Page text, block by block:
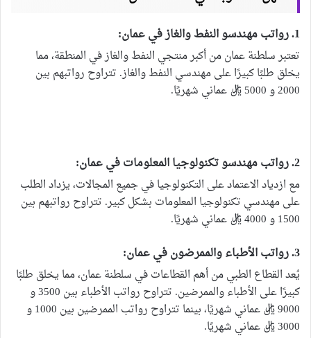
1. رواتب مهندسو النفط والغاز في عمان:
تعتبر سلطنة عمان من أكبر منتجي النفط والغاز في المنطقة، مما
يخلق طلبًا كبيرًا على مهندسي النفط والغاز. تتراوح رواتبهم بين
2000 و 5000 ريال عماني شهريًا.
2. رواتب مهندسو تكنولوجيا المعلومات في عمان:
مع ازدياد الاعتماد على التكنولوجيا في جميع المجالات، يزداد الطلب
على مهندسي تكنولوجيا المعلومات بشكل كبير. تتراوح رواتبهم بين
1500 و 4000 ريال عماني شهريًا.
3. رواتب الأطباء والممرضون في عمان:
يُعد القطاع الطبي من أهم القطاعات في سلطنة عمان، مما يخلق طلبًا
كبيرًا على الأطباء والممرضين. تتراوح رواتب الأطباء بين 3500 و
9000 ريال عماني شهريًا، بينما تتراوح رواتب الممرضين بين 1000 و
3000 ريال عماني شهريًا.